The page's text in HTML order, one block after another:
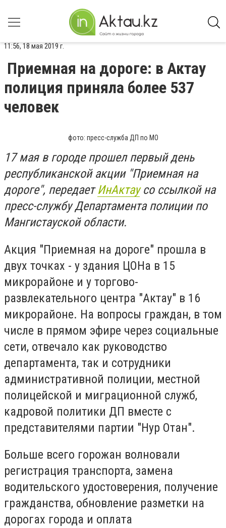
11:56, 18 мая 2019 г.
Приемная на дороге: в Актау
полиция приняла более 537
человек
фото: пресс-служба ДП по МО
17 мая в городе прошел первый день
республиканской акции "Приемная на
дороге", передаетИнАктаусо ссылкой на
пресс-службу Департамента полиции по
Мангистауской области.
Акция "Приемная на дороге" прошла в
двух точках - у здания ЦОНа в 15
микрорайоне и у торгово-
развлекательного центра "Актау" в 16
микрорайоне. На вопросы граждан, в том
числе в прямом эфире через социальные
сети, отвечало как руководство
департамента, так и сотрудники
административной полиции, местной
полицейской и миграционной служб,
кадровой политики ДП вместе с
представителями партии "Нур Отан".
Больше всего горожан волновали
регистрация транспорта, замена
водительского удостоверения, получение
гражданства, обновление разметки на
дорогах города и оплата